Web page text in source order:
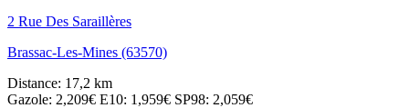
2 Rue Des Saraillères
Brassac-Les-Mines (63570)
Distance: 17,2 km
Gazole: 2,209€ E10: 1,959€ SP98: 2,059€